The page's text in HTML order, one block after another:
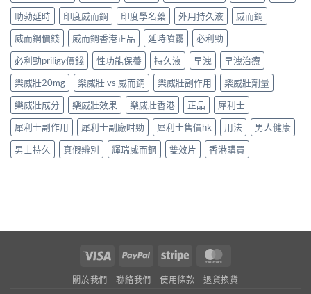
助勃延時
印度威而鋼 印度學名藥 外用持久液
威而鋼
威而鋼價錢
威而鋼香港正品 延時噴霧
必利勁
必利勁priligy價錢
性功能保養 持久液 早洩
早洩治療
樂威壯20mg
樂威壯 vs 威而鋼 樂威壯副作用
樂威壯劑量
樂威壯成分
樂威壯效果 樂威壯香港 正品
犀利士
犀利士副作用
犀利士副廠咁勁 犀利士售價hk 用法
男人健康
男士持久
真假辨別 輝瑞威而鋼 雙效片 香港購買
Visa PayPal Stripe
關於我們 聯絡我們 使用條款 退貨換貨